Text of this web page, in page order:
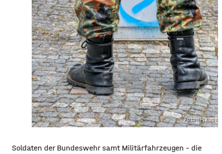
Foto:
​​Soldaten der Bundeswehr samt Militärfahrzeugen – die